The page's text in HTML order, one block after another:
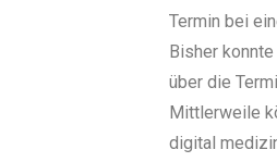
Termin bei
Bisher
über die
Mittlerweile
digital